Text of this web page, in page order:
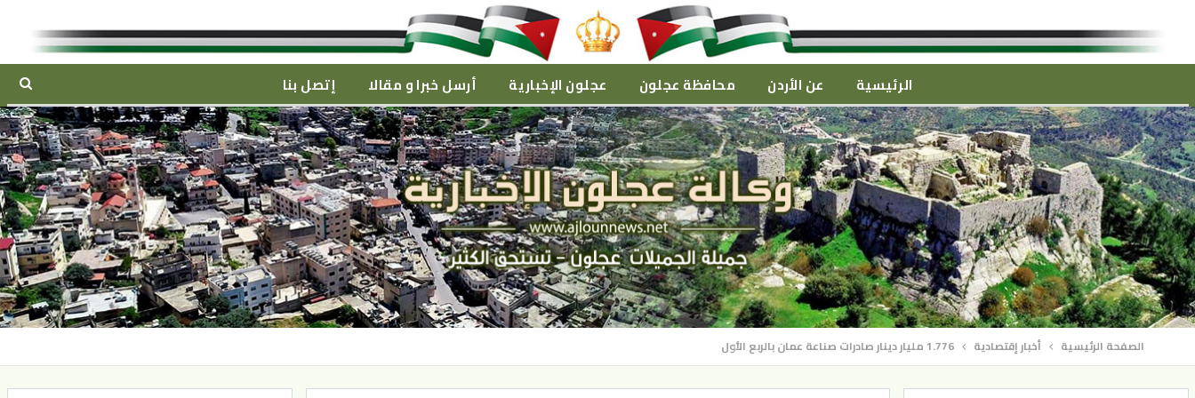
الرئيسية عن الأردن محافظة عجلون عجلون الإخبارية أرسل خبرا و مقالا إتصل بنا
الصفحة الرئيسية أخبار إقتصادية 1.776 مليار دينار صادرات صناعة عمان بالربع الأول